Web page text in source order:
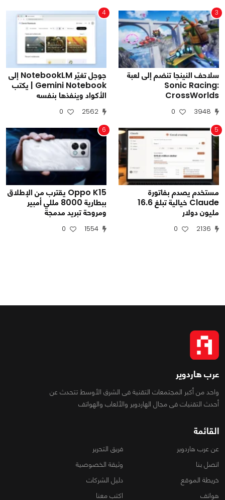
3
سلاحف النينجا تنضم إلى لعبة
Sonic Racing:
CrossWorlds
3948
0
4
جوجل تغيّر NotebookLM إلى
Gemini Notebook | يكتب
الأكواد وينفذها بنفسه
2562
0
5
مستخدم يصدم بفاتورة
Claude خيالية تبلغ 16.6
مليون دولار
2136
0
6
Oppo K15 يقترب من الإطلاق
ببطارية 8000 مللي أمبير
ومروحة تبريد مدمجة
1554
0
عرب هاردوير
واحد من أكبر المجتمعات التقنية فى الشرق الأوسط تتحدث عن
أحدث التقنيات فى مجال الهاردوير والألعاب والهواتف
القائمة
عن عرب هاردوير
فريق التحرير
اتصل بنا
وثيقة الخصوصية
خريطة الموقع
دليل الشركات
هواتف
اكتب معنا